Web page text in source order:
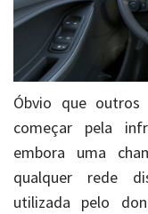
Óbvio que
começar pela
embora uma
qualquer rede
utilizada pelo